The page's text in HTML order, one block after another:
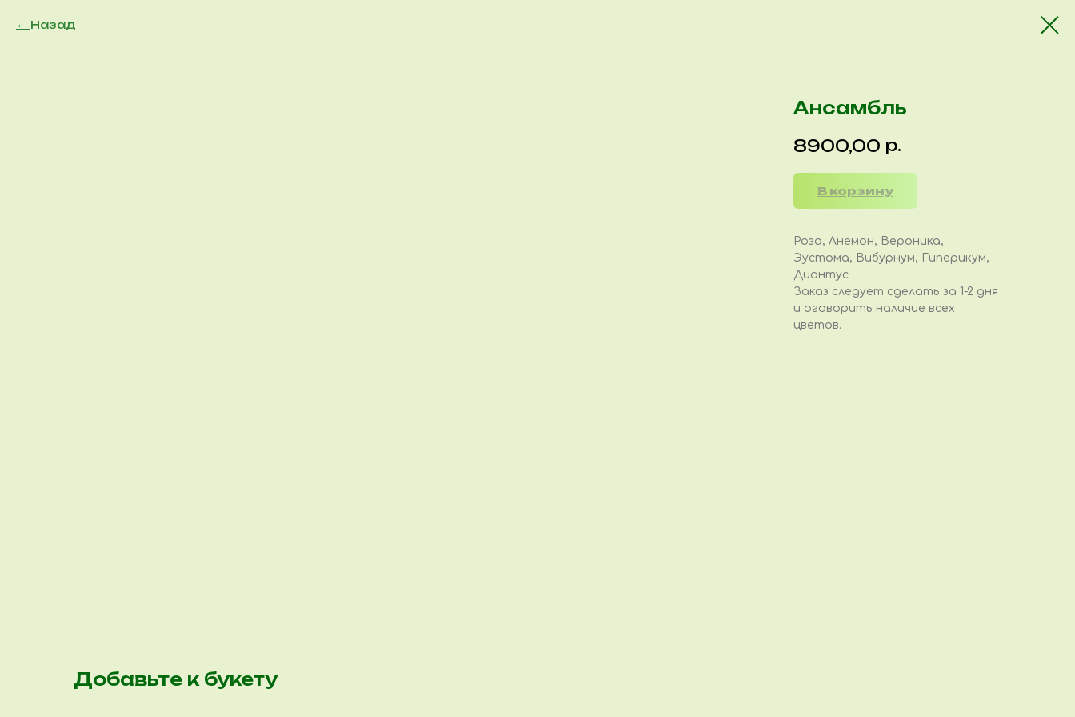
Назад
Ансамбль
8900,00 р.
В корзину
Роза, Анемон, Вероника,
Эустома, Вибурнум, Гиперикум,
Диантус
Заказ следует сделать за 1-2 дня
и оговорить наличие всех
цветов.
Добавьте к букету